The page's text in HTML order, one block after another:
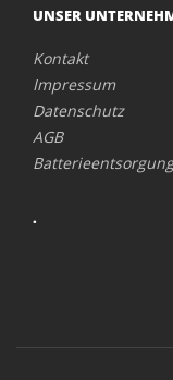
UNSER
Kontakt
Impressum
Datenschutz
AGB
Batterieentsorgung
.